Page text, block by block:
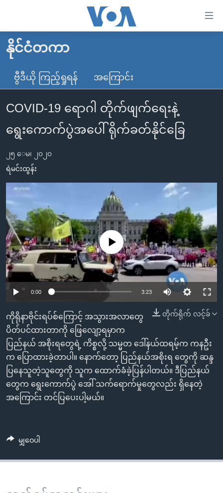
လွယ်ကူ
စေ
သည့်
များ
ပင်မ
သို့
ကျော်
ကြည့်
ရန်
ပင်မ
ညွန်း
စာမျက်နှာ
သို့
ကျော်
ကြည့်
ရှာဖွေ
ရန်
နေရာ
သို့
ကျော်
ရန်
မူလစာမျက်နှာ
မြန်မာ
ကမ္ဘာ့သတင်းများ
နိုင်ငံတကာ
အစ္စရေး-ပါလက်စတိုင်း
ဗွီဒီယို
သတင်းလွတ်လပ်ခွင့်
ရပ်ဝန်းတခု လမ်းတခု အလွန်
အင်္ဂလိပ်စာလေ့လာမယ်
ရုပ်ရှင်ထဲက အင်္ဂလိပ်စာ
သုတပဒေသာ အင်္ဂလိပ်စာ
တီဗွီ
ရေဒီယိုနှင့်ရုပ်သံ အချက်အလက်များ
ရေဒီယို/တီဗွီအစီအစဉ်
Learning English
ဗွီအိုအေ လူမှုကွန်ယက်များ
ဘာသာစကားများ
နိုင်ငံတကာ
ဗွီဒီယို ကြည့်ရှုရန် အကြောင်း
COVID-19 ရောဂါ တိုက်ဖျက်ရေးနဲ့
ရွေးကောက်ပွဲအပေါ် ရိုက်ခတ်နိုင်ခြေ
၂၅ ေမ၊ ၂၀၂၀
ရဲမင်းထွန်း
No media source currently available
0:00 3:23
တိုက်ရိုက် လင့်ခ်
ကိုရိုနာဗိုင်းရပ်စ်ကြောင့် အသွားအလာတွေ
ပိတ်ပင်ထားတာကို ဖြေလျော့ရမှာက
ပြည်နယ် အစိုးရတွေရဲ့ ကိစ္စလို့ သမ္မတ ဒေါ်နယ်ထရမ့်က ကနဦး
က ပြောထားခဲ့တာပါ။ နောက်တော့ ပြည်နယ်အစိုးရ တွေကို ဆန္ဒ
ပြနေသူတဲ့သူတွေကို သူက ထောက်ခံခဲ့ပြန်ပါတယ်။ ဒီပြည်နယ်
တွေက ရွေးကောက်ပွဲ အေါ် သက်ရောက်မှုတွေလည်း ရှိနေတဲ့
အကြောင်း တင်ပြပေးပါ့မယ်။
မျှဝေပါ